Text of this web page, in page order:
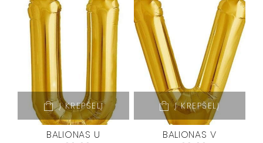
Į KREPŠELĮ
BALIONAS U
Į KREPŠELĮ
BALIONAS V